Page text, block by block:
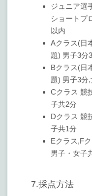
ジュニア選
ショートプ
以内
Aクラス(日
題) 男子3分
Bクラス(日
題) 男子3分
Cクラス 競
子共2分
Dクラス 競
子共1分
Eクラス,F
男子・女子
7.採点方法